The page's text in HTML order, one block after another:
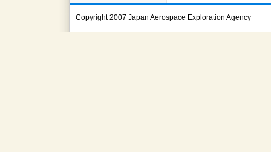
Copyright 2007 Japan Aerospace Exploration Agency